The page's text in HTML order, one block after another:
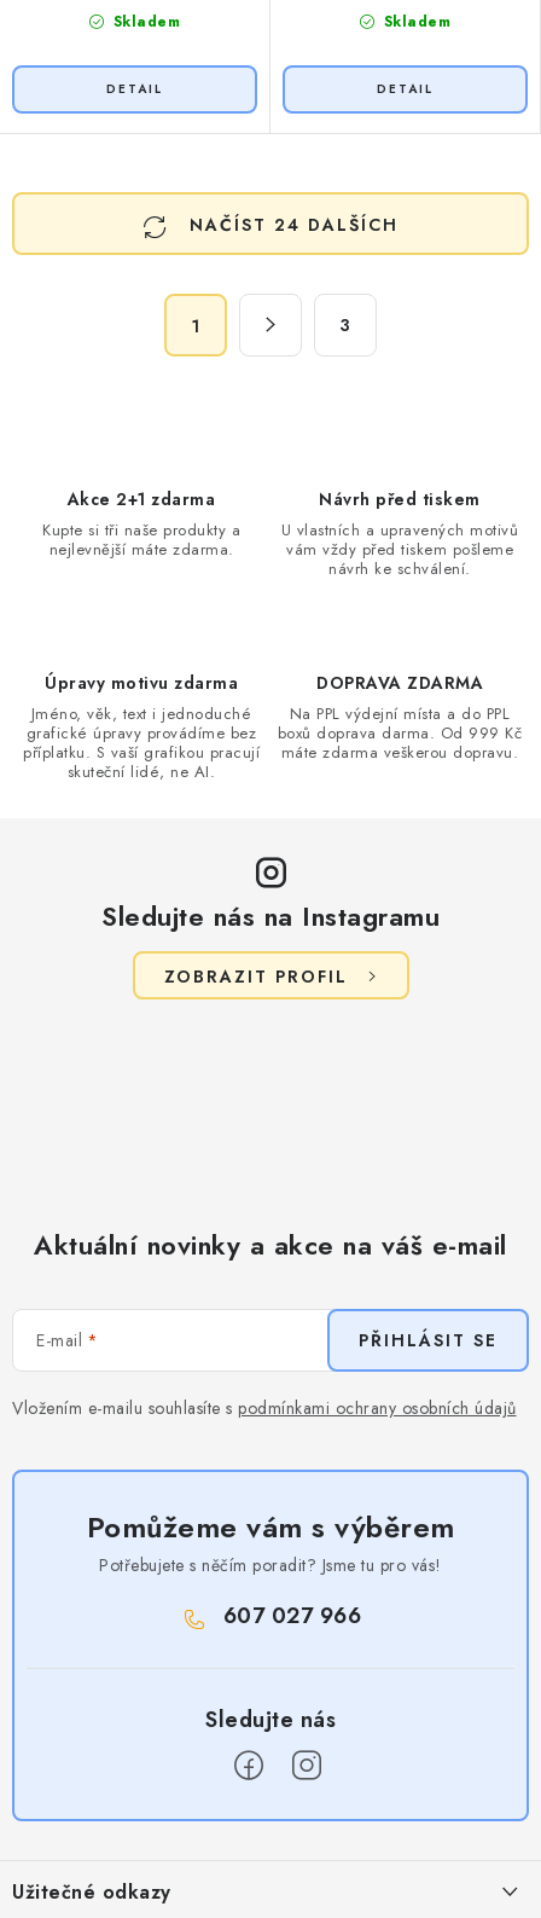
Skladem Skladem
O
v
u
NAČÍST 24 DALŠÍCH
1 3
Akce 2+1 zdarma
Kupte si tři naše produkty a
nejlevnější máte zdarma.
Návrh před tiskem
U vlastních a upravených motivů
vám vždy před tiskem pošleme
návrh ke schválení.
Úpravy motivu zdarma
Jméno, věk, text i jednoduché
grafické úpravy provádíme bez
příplatku. S vaší grafikou pracují
skuteční lidé, ne AI.
DOPRAVA ZDARMA
Na PPL výdejní místa a do PPL
boxů doprava darma. Od 999 Kč
máte zdarma veškerou dopravu.
Sledujte nás na Instagramu
ZOBRAZIT PROFIL
Aktuální novinky a akce na váš e-mail
E-mail
Vložením e-mailu souhlasíte s podmínkami ochrany osobních údajů
PŘIHLÁSIT SE
Pomůžeme vám s výběrem
Potřebujete s něčím poradit? Jsme tu pro vás!
607 027 966
pUžitečné odkazy